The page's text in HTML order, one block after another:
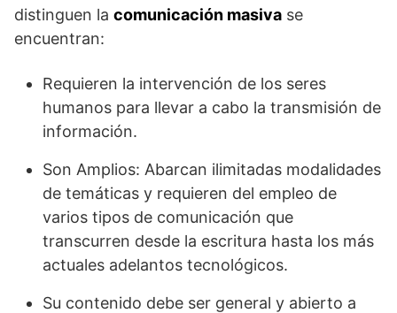
distinguen la comunicación masiva se
encuentran:
Requieren la intervención de los seres
humanos para llevar a cabo la transmisión de
información.
Son Amplios: Abarcan ilimitadas modalidades
de temáticas y requieren del empleo de
varios tipos de comunicación que
transcurren desde la escritura hasta los más
actuales adelantos tecnológicos.
Su contenido debe ser general y abierto a